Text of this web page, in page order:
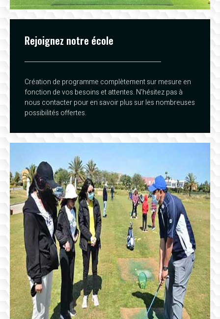
Rejoignez notre école
Création de programme complètement sur mesure en
fonction de vos besoins et attentes. N'hésitez pas à
nous contacter pour en savoir plus sur les nombreuses
possibilités offertes.